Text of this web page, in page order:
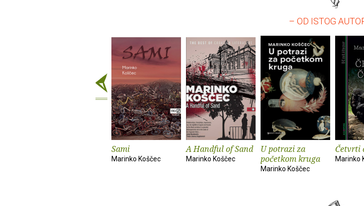
– OD ISTOG
Sami
Marinko Koščec
A Handful of Sand
Marinko Koščec
U potrazi za
početkom kruga
Marinko Koščec
Četvrti
Marinko